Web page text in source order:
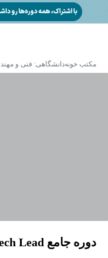
مکتب خونهدانشگاهی: فنی و